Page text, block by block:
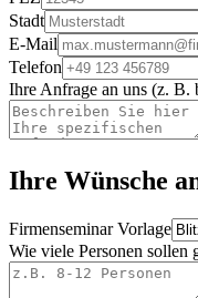
Stadt
E-Mail
Telefon
Ihre Anfrage an uns (z.
Ihre Wünsche
Firmenseminar Vorlage
Wie viele Personen sollen